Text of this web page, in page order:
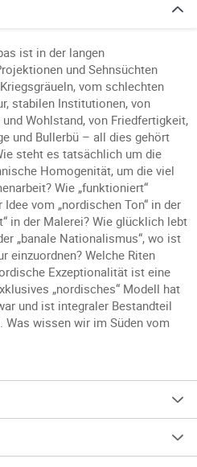
ist in der langen
und Sehnsüchten
vom schlechten
stabilen Institutionen, von
Wohlstand, von Friedfertigkeit,
und Bullerbü – all dies gehört
steht es tatsächlich um die
Homogenität, um die viel
Wie „funktioniert“
vom „nordischen Ton“ in der
in der Malerei? Wie glücklich lebt
„banale Nationalismus“, wo ist
einzuordnen? Welche Riten
Exzeptionalität ist eine
„nordisches“ Modell hat
und ist integraler Bestandteil
wissen wir im Süden vom